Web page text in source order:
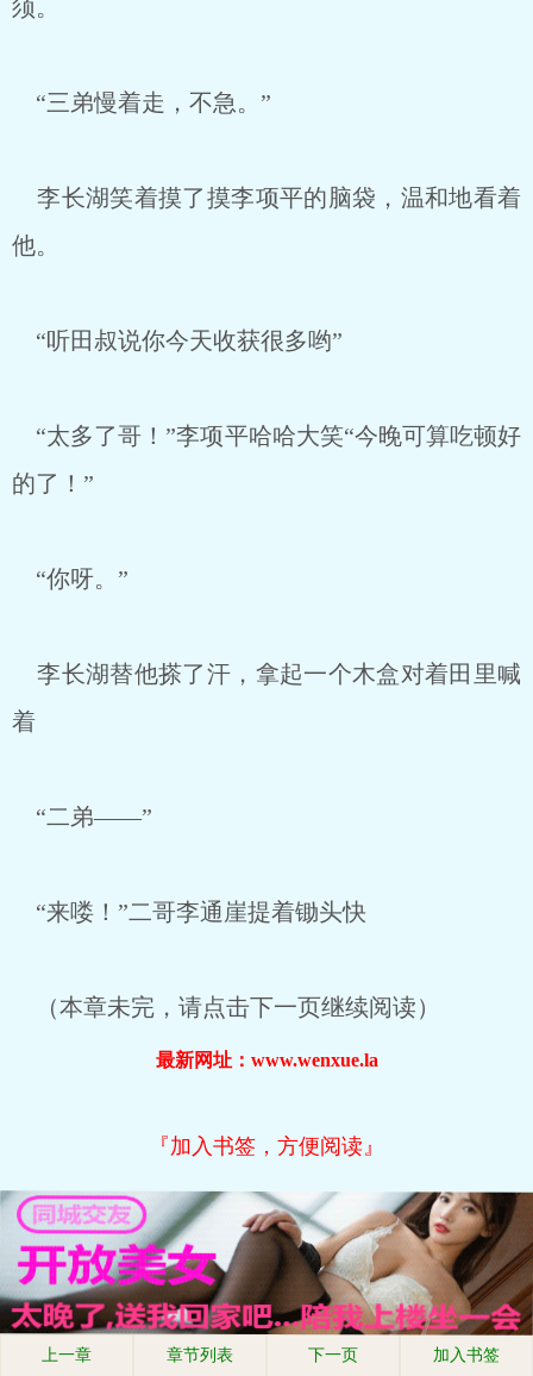
须。
“三弟慢着走，不急。”
李长湖笑着摸了摸李项平的脑袋，温和地看着
他。
“听田叔说你今天收获很多哟”
“太多了哥！”李项平哈哈大笑“今晚可算吃顿好
的了！”
“你呀。”
李长湖替他搽了汗，拿起一个木盒对着田里喊
着
“二弟——”
“来喽！”二哥李通崖提着锄头快
（本章未完，请点击下一页继续阅读）
最新网址：www.wenxue.la
『加入书签，方便阅读』
上一章 章节列表 下一页 加入书签